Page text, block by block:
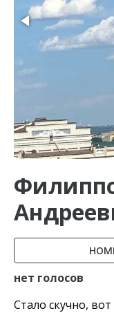
нет голосов
Стало скучно,